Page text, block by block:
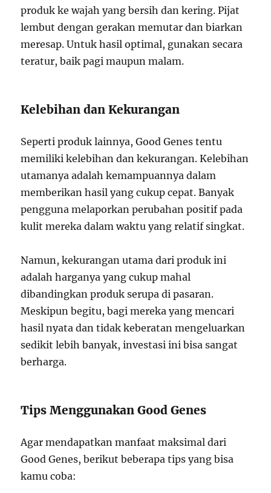
produk ke wajah yang bersih dan kering. Pijat
lembut dengan gerakan memutar dan biarkan
meresap. Untuk hasil optimal, gunakan secara
teratur, baik pagi maupun malam.
Kelebihan dan Kekurangan
Seperti produk lainnya, Good Genes tentu
memiliki kelebihan dan kekurangan. Kelebihan
utamanya adalah kemampuannya dalam
memberikan hasil yang cukup cepat. Banyak
pengguna melaporkan perubahan positif pada
kulit mereka dalam waktu yang relatif singkat.
Namun, kekurangan utama dari produk ini
adalah harganya yang cukup mahal
dibandingkan produk serupa di pasaran.
Meskipun begitu, bagi mereka yang mencari
hasil nyata dan tidak keberatan mengeluarkan
sedikit lebih banyak, investasi ini bisa sangat
berharga.
Tips Menggunakan Good Genes
Agar mendapatkan manfaat maksimal dari
Good Genes, berikut beberapa tips yang bisa
kamu coba: